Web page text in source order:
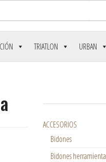
TRIATLON URBAN
ACCESORIOS
Bidones
Bidones